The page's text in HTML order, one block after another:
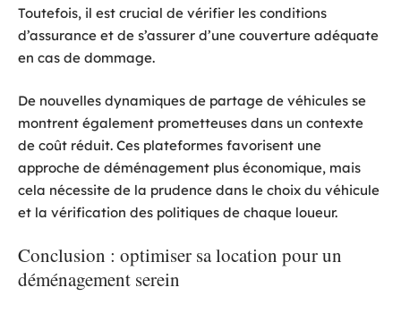
Toutefois, il est crucial de vérifier les conditions
d’assurance et de s’assurer d’une couverture adéquate
en cas de dommage.
De nouvelles dynamiques de partage de véhicules se
montrent également prometteuses dans un contexte
de coût réduit. Ces plateformes favorisent une
approche de déménagement plus économique, mais
cela nécessite de la prudence dans le choix du véhicule
et la vérification des politiques de chaque loueur.
Conclusion : optimiser sa location pour un
déménagement serein